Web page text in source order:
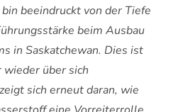
beeindruckt von der Tiefe
beim Ausbau
in Saskatchewan. Dies ist
über sich
sich erneut daran, wie